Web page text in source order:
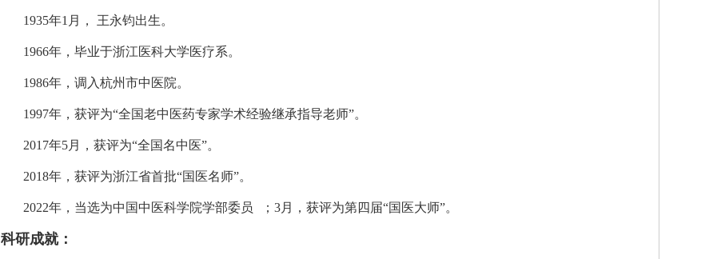
1935年1月， 王永钧出生。
1966年，毕业于浙江医科大学医疗系。
1986年，调入杭州市中医院。
1997年，获评为“全国老中医药专家学术经验继承指导老师”。
2017年5月，获评为“全国名中医”。
2018年，获评为浙江省首批“国医名师”。
2022年，当选为中国中医科学院学部委员 ；3月，获评为第四届“国医大师”。
科研成就：